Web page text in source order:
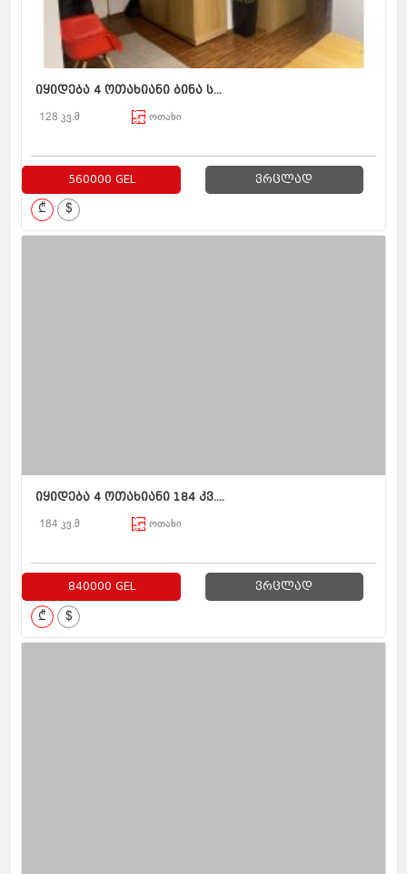
იყიდება 4 ოთახიანი ბინა ს...
128 კვ.მ ოთახი
560000 GEL ვრცლად
₾ $
იყიდება 4 ოთახიანი 184 კვ....
184 კვ.მ ოთახი
840000 GEL ვრცლად
₾ $